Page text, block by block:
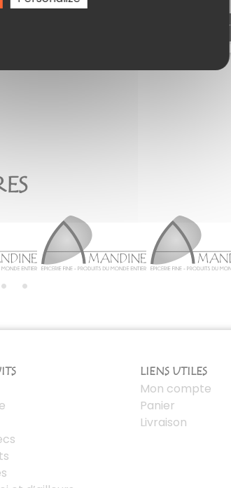
Ajouter au panier
LIENS UTILES
Mon compte
Panier
Livraison